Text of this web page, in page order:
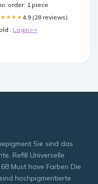
order: 1 piece
4.9 (28 reviews)
: Login>>
Sie sind das
Refill Universelle
Must have Farben Die
hochpigmentierte